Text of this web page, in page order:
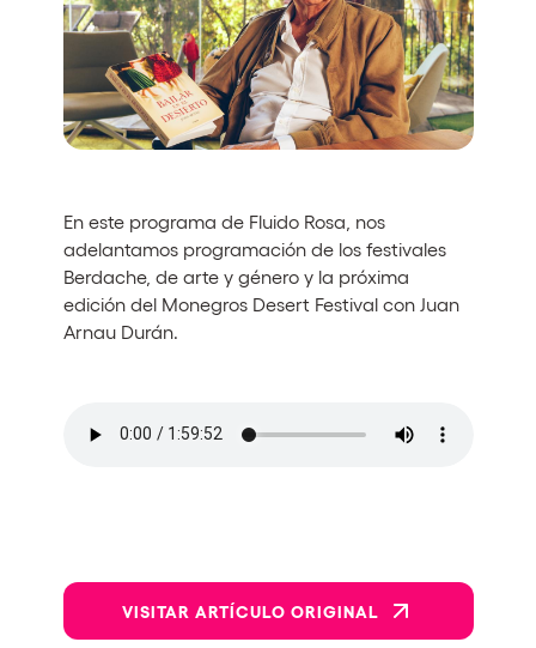
Quienes somos
¿Quieres trabajar con nosotros?
elrow News
Síguenos en tiktok
Síguenos en facebook
Síguenos en instagram
Síguenos en twitter
Síguenos en linkedin
Síguenos en youtube
Política de Privacidad
En este programa de Fluido Rosa, nos
adelantamos programación de los festivales
Berdache, de arte y género y la próxima
edición del Monegros Desert Festival con Juan
Arnau Durán.
VISITAR ARTÍCULO ORIGINAL